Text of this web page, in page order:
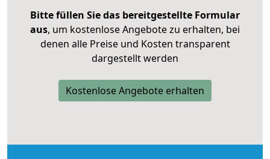
Bitte füllen Sie das bereitgestellte Formular
aus, um kostenlose Angebote zu erhalten, bei
denen alle Preise und Kosten transparent
dargestellt werden
Kostenlose Angebote erhalten